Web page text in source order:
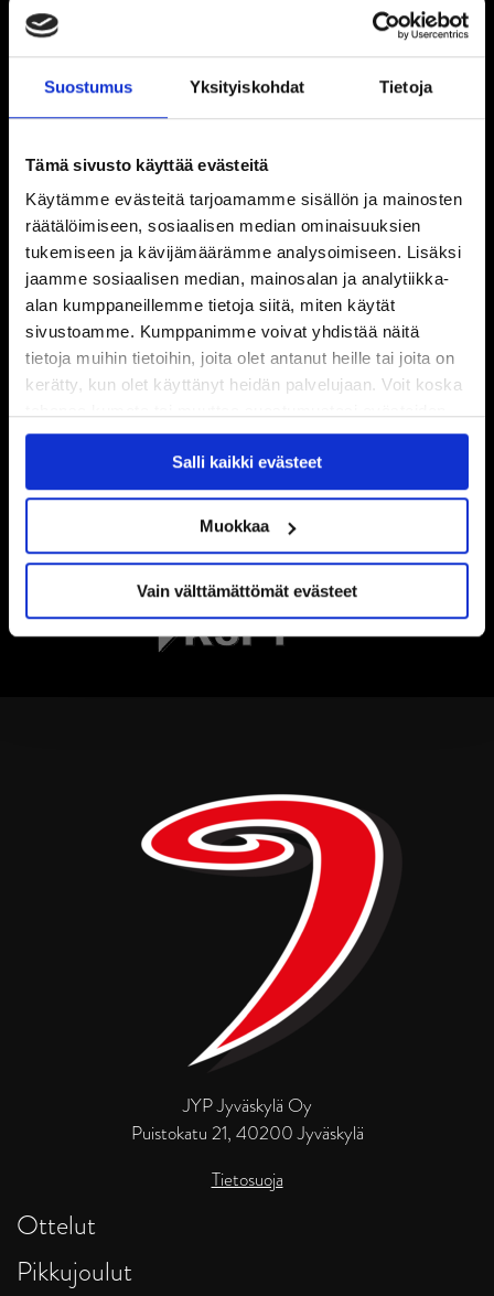
Suostumus Yksityiskohdat Tietoja
Tämä sivusto käyttää evästeitä
Käytämme evästeitä tarjoamamme sisällön ja mainosten
räätälöimiseen, sosiaalisen median ominaisuuksien
tukemiseen ja kävijämäärämme analysoimiseen. Lisäksi
jaamme sosiaalisen median, mainosalan ja analytiikka-
alan kumppaneillemme tietoja siitä, miten käytät
sivustoamme. Kumppanimme voivat yhdistää näitä
tietoja muihin tietoihin, joita olet antanut heille tai joita on
kerätty, kun olet käyttänyt heidän palvelujaan. Voit koska
käytöstäEvästeet-sivultamme.
Salli kaikki evästeet
Muokkaa
Vain välttämättömät evästeet
JYP Jyväskylä Oy
Puistokatu 21, 40200 Jyväskylä
Tietosuoja
Ottelut
Pikkujoulut